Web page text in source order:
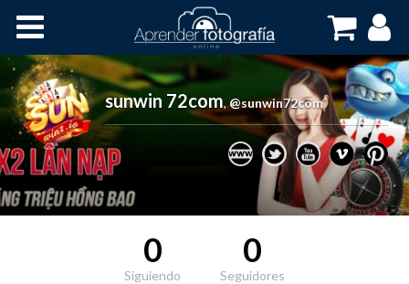
Cursos OnLine
sunwin 72com,@sunwin72com
0
Siguiendo
0
Seguidores